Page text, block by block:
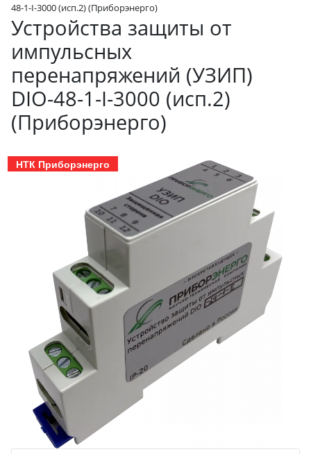
48-1-I-3000 (исп.2) (Приборэнерго)
Устройства защиты от
импульсных
перенапряжений (УЗИП)
DIO-48-1-I-3000 (исп.2)
(Приборэнерго)
НТК Приборэнерго